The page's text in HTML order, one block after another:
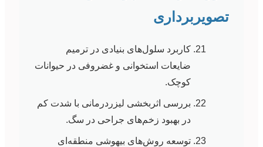
تصویربرداری
کاربرد سلول‌های بنیادی در ترمیم
ضایعات استخوانی و غضروفی در حیوانات
کوچک.
بررسی اثربخشی لیزردرمانی با شدت کم
در بهبود زخم‌های جراحی در سگ.
توسعه روش‌های بیهوشی منطقه‌ای